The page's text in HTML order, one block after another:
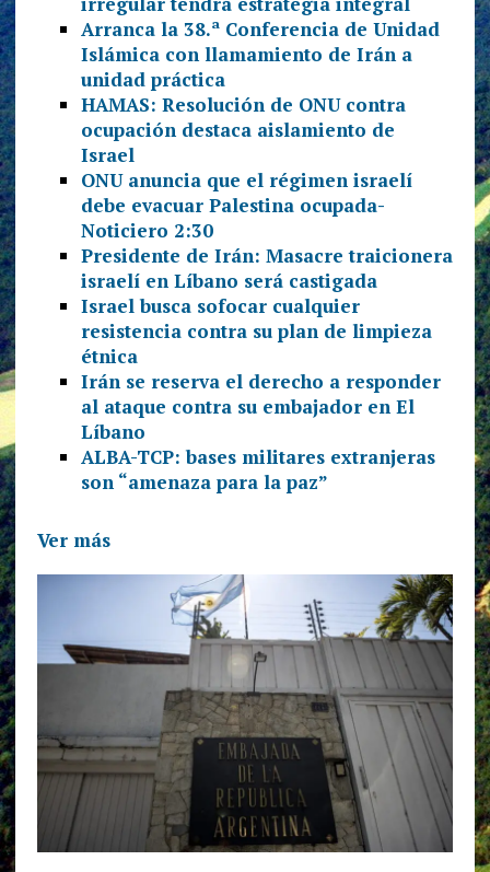
Arranca la 38.ª Conferencia de Unidad
Islámica con llamamiento de Irán a
unidad práctica
HAMAS: Resolución de ONU contra
ocupación destaca aislamiento de
Israel
ONU anuncia que el régimen israelí
debe evacuar Palestina ocupada-
Noticiero 2:30
Presidente de Irán: Masacre traicionera
israelí en Líbano será castigada
Israel busca sofocar cualquier
resistencia contra su plan de limpieza
étnica
Irán se reserva el derecho a responder
al ataque contra su embajador en El
Líbano
ALBA-TCP: bases militares extranjeras
son “amenaza para la paz”
Ver más